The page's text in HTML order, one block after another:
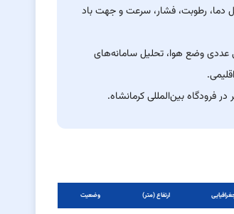
دما، رطوبت، فشار، سرعت و جهت باد
عددی وضع هوا، تحلیل سامانه‌های
فرودگاه بین‌المللی کرمانشاه.
ارتفاع (متر) وضعیت